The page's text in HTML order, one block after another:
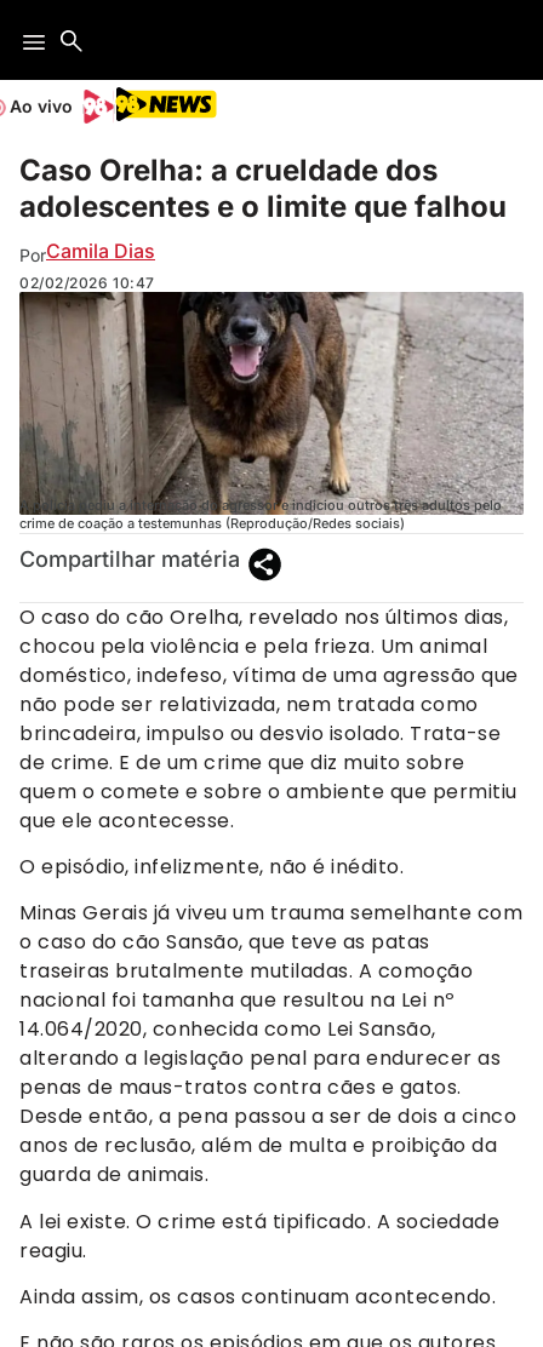
Ao vivo
Caso Orelha: a crueldade dos
adolescentes e o limite que falhou
PorCamila Dias
02/02/2026 10:47
A polícia pediu a internação do agressor e indiciou outros três adultos pelo
crime de coação a testemunhas (Reprodução/Redes sociais)
Compartilhar matéria
O caso do cão Orelha, revelado nos últimos dias,
chocou pela violência e pela frieza. Um animal
doméstico, indefeso, vítima de uma agressão que
não pode ser relativizada, nem tratada como
brincadeira, impulso ou desvio isolado. Trata-se
de crime. E de um crime que diz muito sobre
quem o comete e sobre o ambiente que permitiu
que ele acontecesse.
O episódio, infelizmente, não é inédito.
Minas Gerais já viveu um trauma semelhante com
o caso do cão Sansão, que teve as patas
traseiras brutalmente mutiladas. A comoção
nacional foi tamanha que resultou na Lei nº
14.064/2020, conhecida como Lei Sansão,
alterando a legislação penal para endurecer as
penas de maus-tratos contra cães e gatos.
Desde então, a pena passou a ser de dois a cinco
anos de reclusão, além de multa e proibição da
guarda de animais.
A lei existe. O crime está tipificado. A sociedade
reagiu.
Ainda assim, os casos continuam acontecendo.